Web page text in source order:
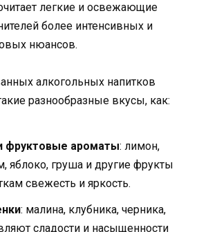
легкие и освежающие
более интенсивных и
нюансов.
алкогольных напитков
разнообразные вкусы, как:
фруктовые ароматы: лимон,
яблоко, груша и другие фрукты
свежесть и яркость.
: малина, клубника, черника,
сладости и насыщенности